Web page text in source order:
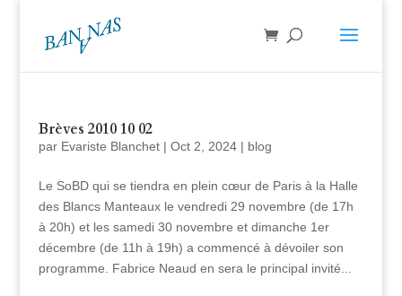
Brèves 2010 10 02
par Evariste Blanchet| Oct 2, 2024| blog
Le SoBD qui se tiendra en plein cœur de Paris à la Halle
des Blancs Manteaux le vendredi 29 novembre (de 17h
à 20h) et les samedi 30 novembre et dimanche 1er
décembre (de 11h à 19h) a commencé à dévoiler son
programme. Fabrice Neaud en sera le principal invité...